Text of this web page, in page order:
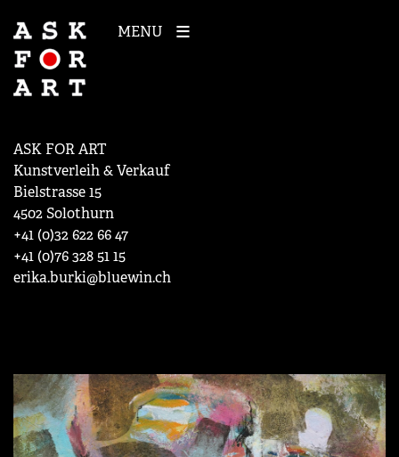
MENU
ASK FOR ART
Kunstverleih & Verkauf
Bielstrasse 15
4502 Solothurn
+41 (0)32 622 66 47
+41 (0)76 328 51 15
erika.burki@bluewin.ch